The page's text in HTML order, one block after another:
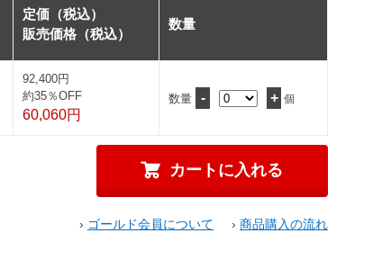
定価（税込）
販売価格（税込）
数量
92,400円
約35％OFF
60,060円
数量 - + 個
› ゴールド会員について › 商品購入の流れ